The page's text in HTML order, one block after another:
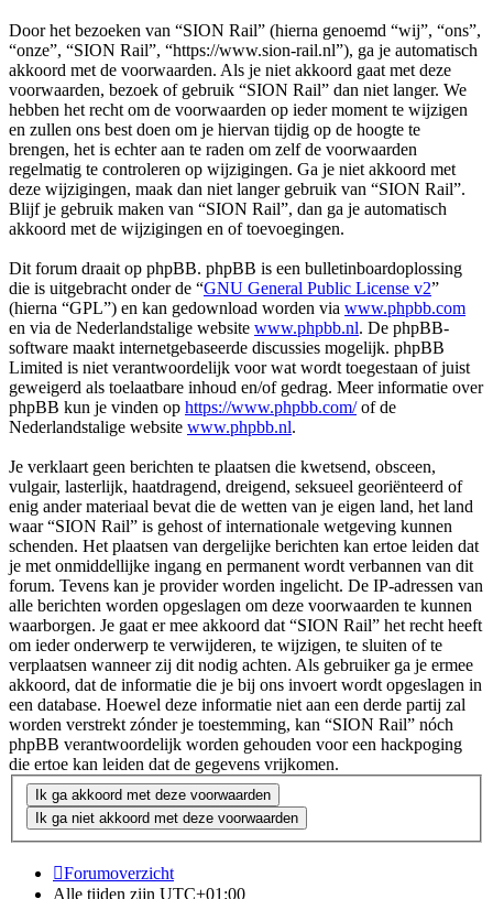
Door het bezoeken van “SION Rail” (hierna genoemd “wij”, “ons”,
“onze”, “SION Rail”, “https://www.sion-rail.nl”), ga je automatisch
akkoord met de voorwaarden. Als je niet akkoord gaat met deze
voorwaarden, bezoek of gebruik “SION Rail” dan niet langer. We
hebben het recht om de voorwaarden op ieder moment te wijzigen
en zullen ons best doen om je hiervan tijdig op de hoogte te
brengen, het is echter aan te raden om zelf de voorwaarden
regelmatig te controleren op wijzigingen. Ga je niet akkoord met
deze wijzigingen, maak dan niet langer gebruik van “SION Rail”.
Blijf je gebruik maken van “SION Rail”, dan ga je automatisch
akkoord met de wijzigingen en of toevoegingen.
Dit forum draait op phpBB. phpBB is een bulletinboardoplossing
die is uitgebracht onder de “GNU General Public License v2”
(hierna “GPL”) en kan gedownload worden via www.phpbb.com
en via de Nederlandstalige website www.phpbb.nl. De phpBB-
software maakt internetgebaseerde discussies mogelijk. phpBB
Limited is niet verantwoordelijk voor wat wordt toegestaan of juist
geweigerd als toelaatbare inhoud en/of gedrag. Meer informatie over
phpBB kun je vinden op https://www.phpbb.com/of de
Nederlandstalige website www.phpbb.nl.
Je verklaart geen berichten te plaatsen die kwetsend, obsceen,
vulgair, lasterlijk, haatdragend, dreigend, seksueel georiënteerd of
enig ander materiaal bevat die de wetten van je eigen land, het land
waar “SION Rail” is gehost of internationale wetgeving kunnen
schenden. Het plaatsen van dergelijke berichten kan ertoe leiden dat
je met onmiddellijke ingang en permanent wordt verbannen van dit
forum. Tevens kan je provider worden ingelicht. De IP-adressen van
alle berichten worden opgeslagen om deze voorwaarden te kunnen
waarborgen. Je gaat er mee akkoord dat “SION Rail” het recht heeft
om ieder onderwerp te verwijderen, te wijzigen, te sluiten of te
verplaatsen wanneer zij dit nodig achten. Als gebruiker ga je ermee
akkoord, dat de informatie die je bij ons invoert wordt opgeslagen in
een database. Hoewel deze informatie niet aan een derde partij zal
worden verstrekt zónder je toestemming, kan “SION Rail” nóch
phpBB verantwoordelijk worden gehouden voor een hackpoging
die ertoe kan leiden dat de gegevens vrijkomen.
Forumoverzicht
Alle tijden zijn UTC+01:00